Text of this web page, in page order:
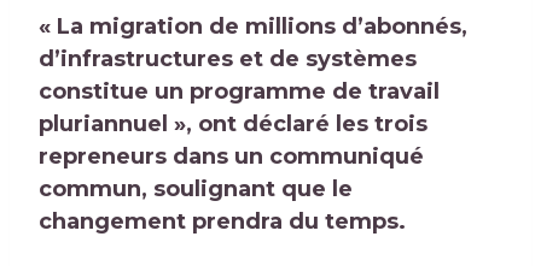
« La migration de millions d’abonnés,
d’infrastructures et de systèmes
constitue un programme de travail
pluriannuel », ont déclaré les trois
repreneurs dans un communiqué
commun, soulignant que le
changement prendra du temps.